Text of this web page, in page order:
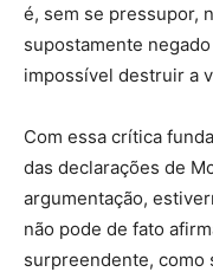
é, sem se pressupor,
supostamente
impossível destruir a
Com essa crítica
das declarações de
argumentação,
não pode de fato
surpreendente, como